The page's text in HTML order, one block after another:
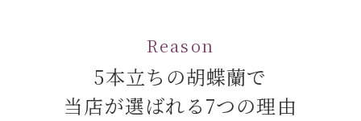
Reason
5本立ちの胡蝶蘭で
当店が選ばれる7つの理由